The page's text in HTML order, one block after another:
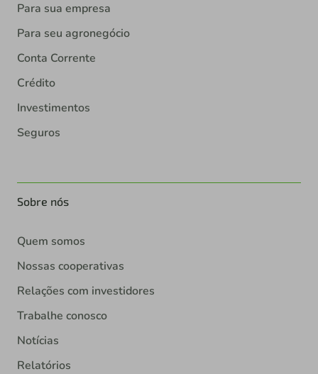
Para sua empresa
Para seu agronegócio
Conta Corrente
Crédito
Investimentos
Seguros
Sobre nós
Quem somos
Nossas cooperativas
Relações com investidores
Trabalhe conosco
Notícias
Relatórios